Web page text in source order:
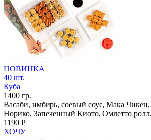
НОВИНКА
40 шт.
Куба
1400 гр.
Васаби, имбирь, соевый соус, Мака
Норико, Запеченный Киото, Омлетто
1190 Р
ХОЧУ